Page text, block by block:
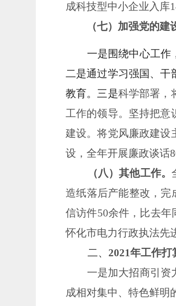
成科技型中小企业入库
（七） 加强党的建
一是围绕中心工作
二是通过学习强国、干
教育。三是科学部署，
工作的领导。坚持把意
建设。将党风廉政建设
设，全年开展廉政谈话
（八）其他工作。
造纸落后产能整改，完
信访件50余件，比去年
怀化市电力行政执法先
二、 2021年工作打
一是加大招商引资
成相对集中、特色鲜明